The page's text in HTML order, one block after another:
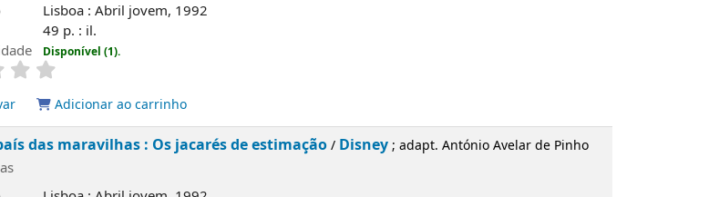
Abril jovem, 1992
(1).
ao carrinho
: Os jacarés de estimação/Disney; adapt. António Avelar de Pinho